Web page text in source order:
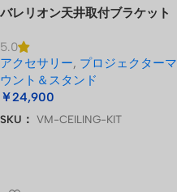
バレリオン天井取付ブラケット
5.0
アクセサリー, プロジェクターマ
ウント＆スタンド
￥24,900
SKU： VM-CEILING-KIT